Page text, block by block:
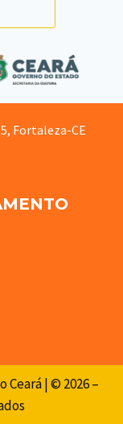
Fortaleza-CE
Ceará | © 2026 –